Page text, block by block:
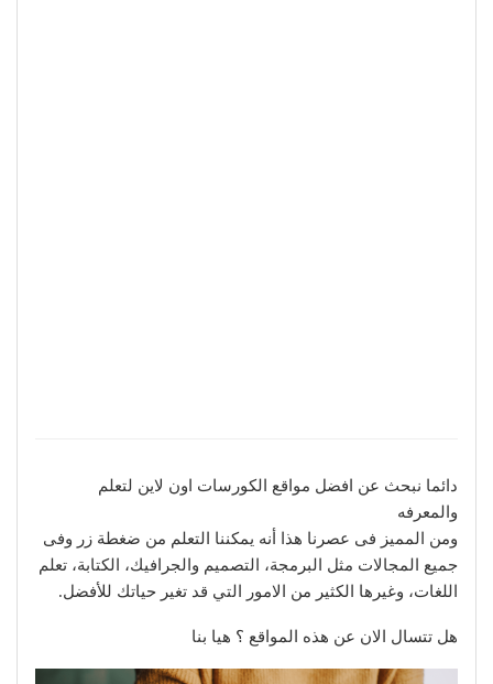
دائما نبحث عن افضل مواقع الكورسات اون لاين لتعلم
والمعرفه
ومن المميز فى عصرنا هذا أنه يمكننا التعلم من ضغطة زر وفى
جميع المجالات مثل البرمجة، التصميم والجرافيك، الكتابة، تعلم
اللغات، وغيرها الكثير من الامور التي قد تغير حياتك للأفضل.
هل تتسال الان عن هذه المواقع ؟ هيا بنا